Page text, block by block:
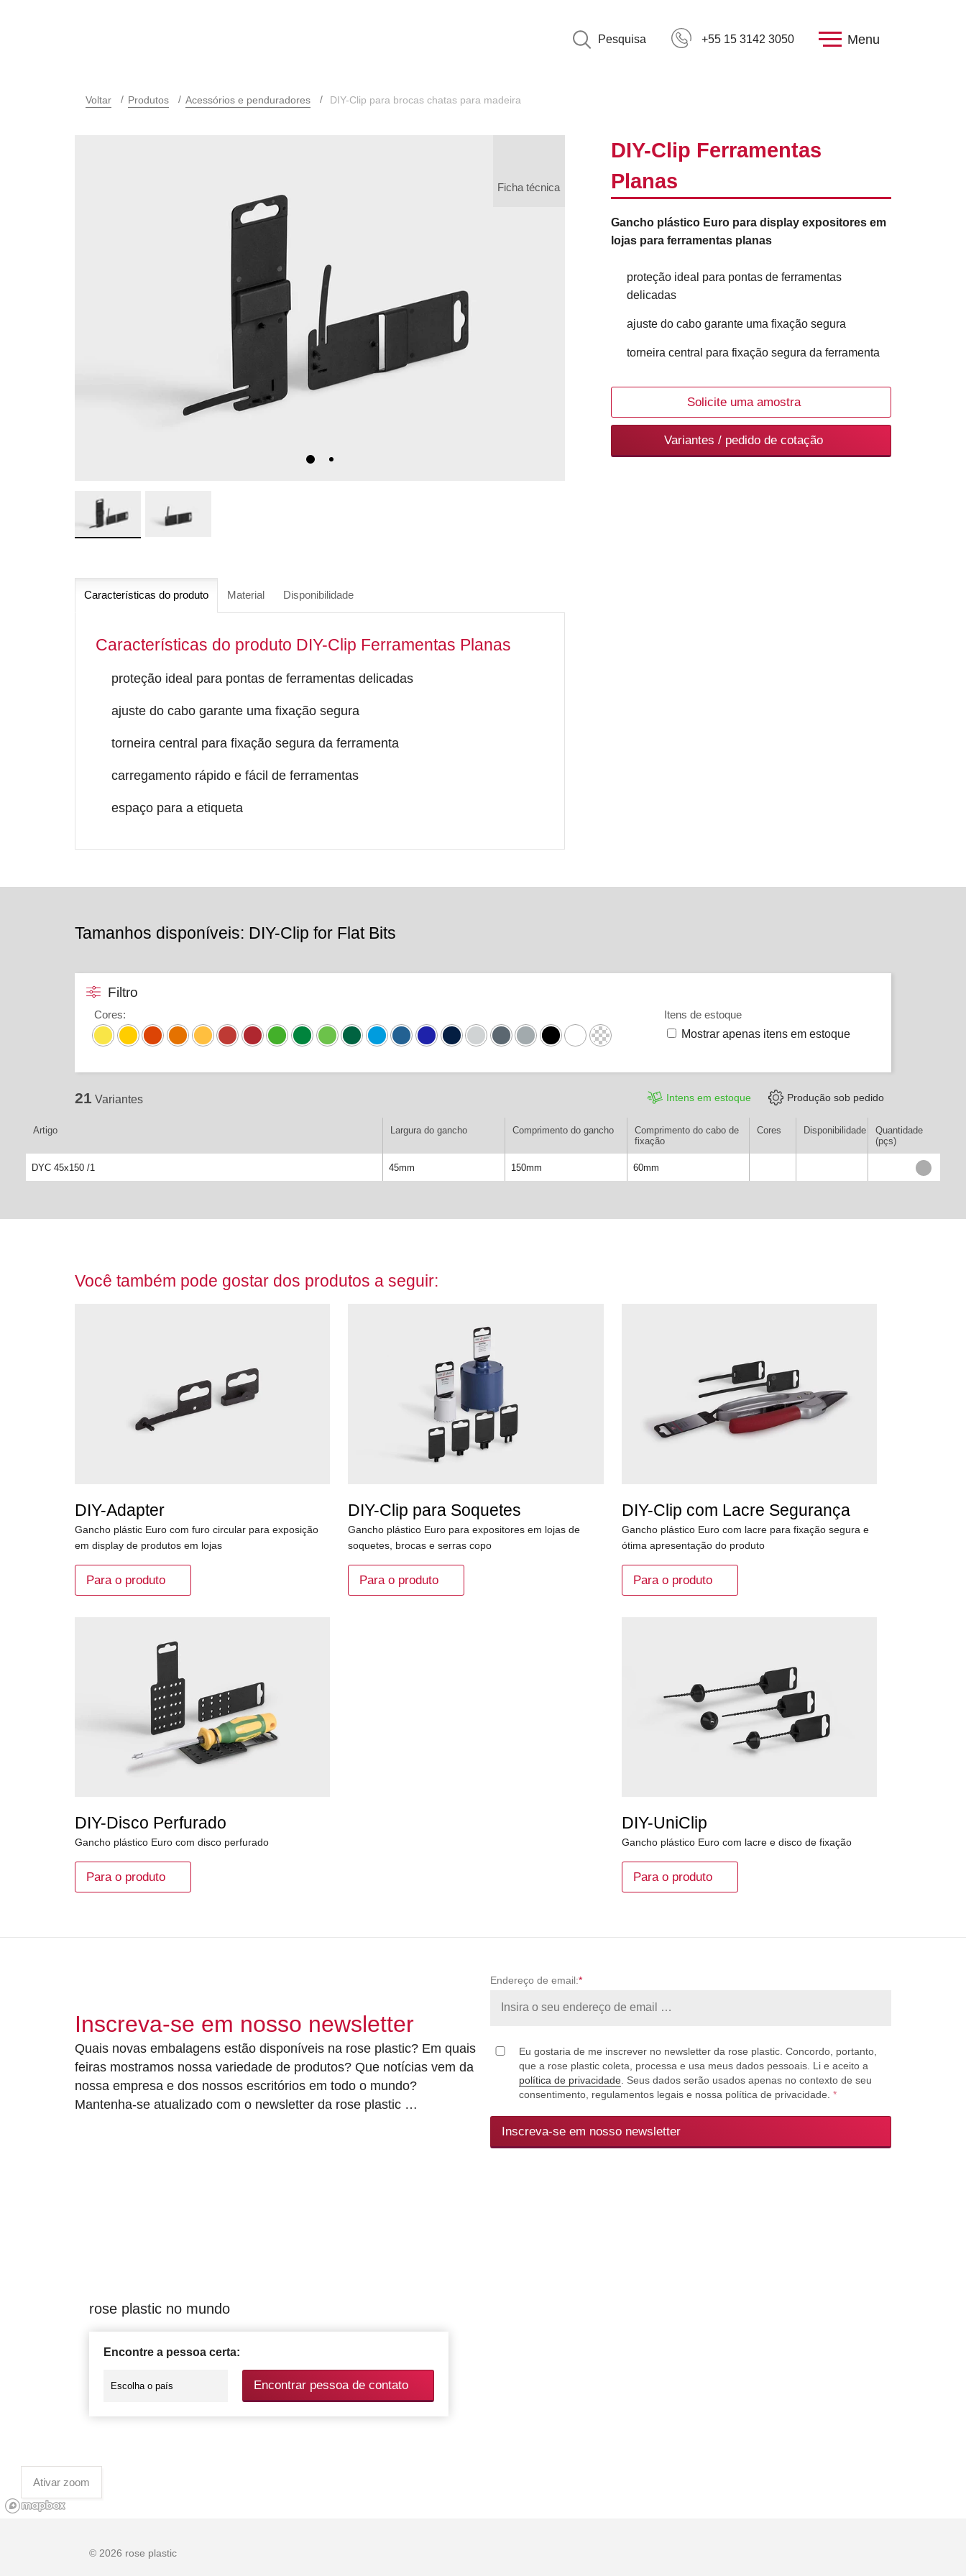
Pesquisa +55 15 3142 3050 Menu
Voltar Produtos Acessórios e penduradores DIY-Clip para brocas chatas para madeira
Ficha técnica
DIY-Clip Ferramentas
Planas
Gancho plástico Euro para display expositores em
lojas para ferramentas planas
proteção ideal para pontas de ferramentas
delicadas
ajuste do cabo garante uma fixação segura
torneira central para fixação segura da ferramenta
Solicite uma amostra
Variantes / pedido de cotação
Características do produto Material Disponibilidade
Características do produto DIY-Clip Ferramentas Planas
proteção ideal para pontas de ferramentas delicadas
ajuste do cabo garante uma fixação segura
torneira central para fixação segura da ferramenta
carregamento rápido e fácil de ferramentas
espaço para a etiqueta
Tamanhos disponíveis: DIY-Clip for Flat Bits
Filtro
Cores:
Itens de estoque
Mostrar apenas itens em estoque
21 Variantes Intens em estoque Produção sob pedido
Artigo Largura do gancho Comprimento do gancho
Comprimento do cabo de
fixação
Cores Disponibilidade
Quantidade
(pçs)
DYC 45x150 /1 45mm 150mm 60mm
Você também pode gostar dos produtos a seguir:
DIY-Adapter
Gancho plástic Euro com furo circular para exposição
em display de produtos em lojas
Para o produto
DIY-Clip para Soquetes
Gancho plástico Euro para expositores em lojas de
soquetes, brocas e serras copo
Para o produto
DIY-Clip com Lacre Segurança
Gancho plástico Euro com lacre para fixação segura e
ótima apresentação do produto
Para o produto
DIY-Disco Perfurado
Gancho plástico Euro com disco perfurado
Para o produto
DIY-UniClip
Gancho plástico Euro com lacre e disco de fixação
Para o produto
Inscreva-se em nosso newsletter
Quais novas embalagens estão disponíveis na rose plastic? Em quais
feiras mostramos nossa variedade de produtos? Que notícias vem da
nossa empresa e dos nossos escritórios em todo o mundo?
Mantenha-se atualizado com o newsletter da rose plastic …
Endereço de email:*
Eu gostaria de me inscrever no newsletter da rose plastic. Concordo, portanto,
que a rose plastic coleta, processa e usa meus dados pessoais. Li e aceito a
política de privacidade. Seus dados serão usados apenas no contexto de seu
consentimento, regulamentos legais e nossa política de privacidade. *
Inscreva-se em nosso newsletter
rose plastic no mundo
Encontre a pessoa certa:
Encontrar pessoa de contato
Ativar zoom
© 2026 rose plastic